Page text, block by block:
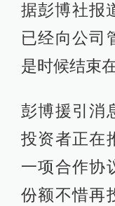
据彭博社报
已经向公司
是时候结束
彭博援引消
投资者正在
一项合作协
份额不惜再